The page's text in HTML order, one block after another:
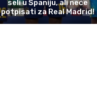
seli u Španiju, ali neće
potpisati za Real Madrid!